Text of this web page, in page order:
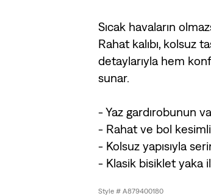
Sıcak havaların
Rahat kalıbı, kolsuz
detaylarıyla hem
sunar.
- Yaz gardırobunun
- Rahat ve bol
- Kolsuz yapısıyla
- Klasik bisiklet yaka
Style # A879400180